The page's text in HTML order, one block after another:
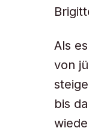
Als
von
bis